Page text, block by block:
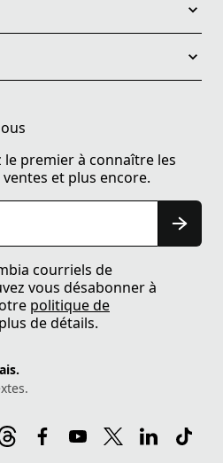
le premier à connaître les
et plus encore.
courriels de
vous désabonner à
politique de
de détails.